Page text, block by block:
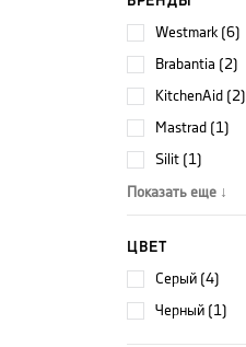
Westmark (6)
Brabantia (2)
KitchenAid (2)
Mastrad (1)
Silit (1)
Показать еще ↓
ЦВЕТ
серый (4)
черный (1)